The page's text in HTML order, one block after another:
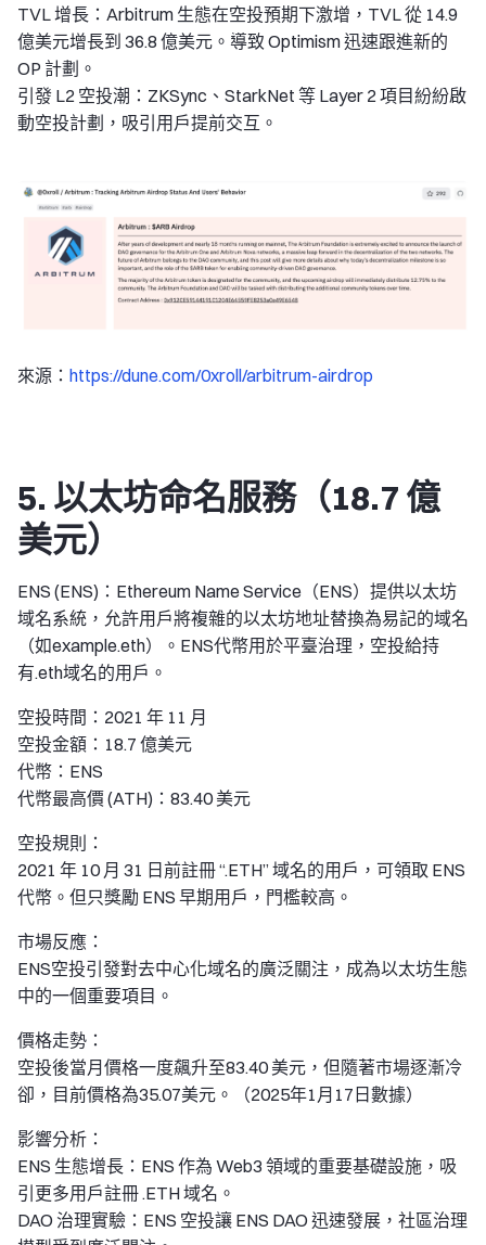
TVL 增長：Arbitrum 生態在空投預期下激增，TVL 從 14.9
億美元增長到 36.8 億美元。導致 Optimism 迅速跟進新的
OP 計劃。
引發 L2 空投潮：ZKSync、StarkNet 等 Layer 2 項目紛紛啟
動空投計劃，吸引用戶提前交互。
來源： https://dune.com/0xroll/arbitrum-airdrop
5. 以太坊命名服務（18.7 億
美元）
ENS (ENS)：Ethereum Name Service（ENS）提供以太坊
域名系統，允許用戶將複雜的以太坊地址替換為易記的域名
（如example.eth）。ENS代幣用於平臺治理，空投給持
有.eth域名的用戶。
空投時間：2021 年 11 月
空投金額：18.7 億美元
代幣：ENS
代幣最高價 (ATH)：83.40 美元
空投規則：
2021 年 10 月 31 日前註冊 “.ETH” 域名的用戶，可領取 ENS
代幣。但只獎勵 ENS 早期用戶，門檻較高。
市場反應：
ENS空投引發對去中心化域名的廣泛關注，成為以太坊生態
中的一個重要項目。
價格走勢：
空投後當月價格一度飆升至83.40 美元，但隨著市場逐漸冷
卻，目前價格為35.07美元。（2025年1月17日數據）
影響分析：
ENS 生態增長：ENS 作為 Web3 領域的重要基礎設施，吸
引更多用戶註冊 .ETH 域名。
DAO 治理實驗：ENS 空投讓 ENS DAO 迅速發展，社區治理